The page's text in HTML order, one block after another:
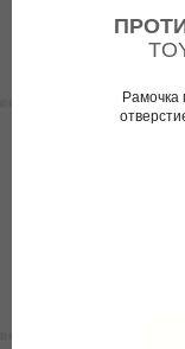
Рамочка